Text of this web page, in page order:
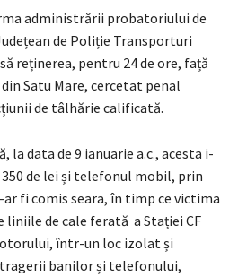
administrării probatoriului de
de Poliție Transporturi
reținerea, pentru 24 de ore, față
Satu Mare, cercetat penal
de tâlhărie calificată.
la data de 9 ianuarie a.c., acesta i-
de lei și telefonul mobil, prin
ar fi comis seara, în timp ce victima
liniile de cale ferată a Stației CF
într-un loc izolat și
banilor și telefonului,